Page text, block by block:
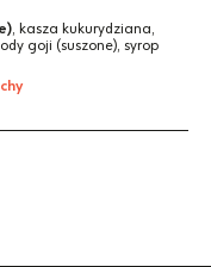
, kasza kukurydziana,
goji (suszone), syrop